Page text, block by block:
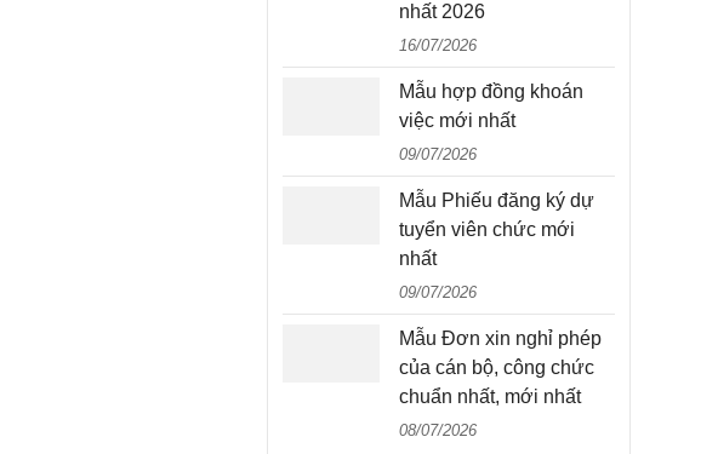
nhất 2026
16/07/2026
Mẫu hợp đồng khoán
việc mới nhất
09/07/2026
Mẫu Phiếu đăng ký dự
tuyển viên chức mới
nhất
09/07/2026
Mẫu Đơn xin nghỉ phép
của cán bộ, công chức
chuẩn nhất, mới nhất
08/07/2026